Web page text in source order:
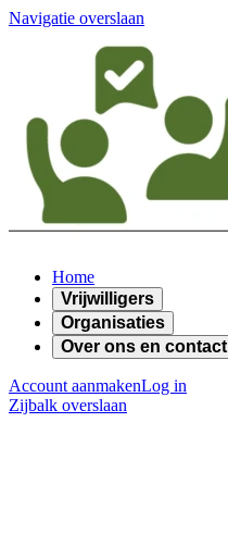
Navigatie overslaan
Home
Vrijwilligers
Organisaties
Over ons en contact
Account aanmakenLog in
Zijbalk overslaan